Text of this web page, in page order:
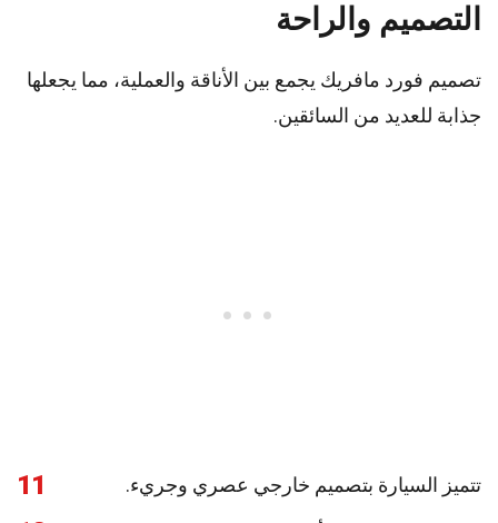
التصميم والراحة
تصميم فورد مافريك يجمع بين الأناقة والعملية، مما يجعلها
جذابة للعديد من السائقين.
11 تتميز السيارة بتصميم خارجي عصري وجريء.